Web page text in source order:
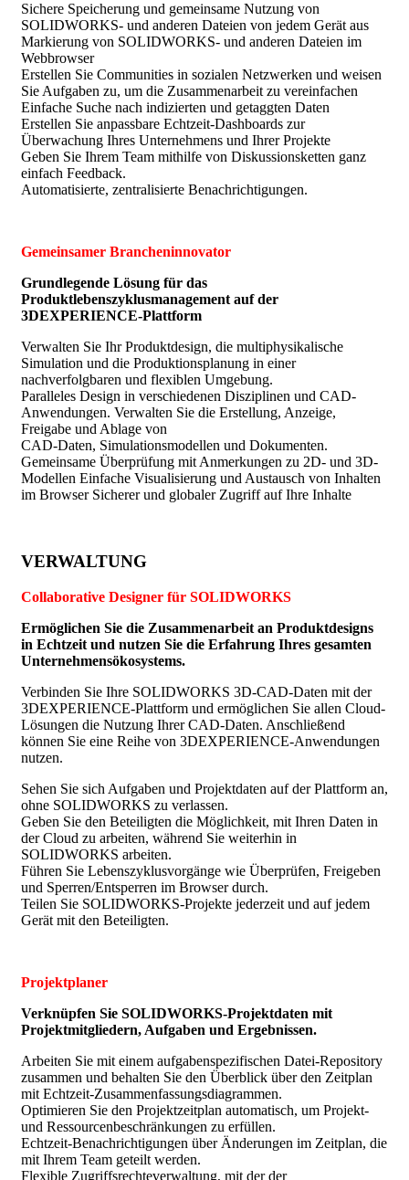
Sichere Speicherung und gemeinsame Nutzung von
SOLIDWORKS- und anderen Dateien von jedem Gerät aus
Markierung von SOLIDWORKS- und anderen Dateien im
Webbrowser
Erstellen Sie Communities in sozialen Netzwerken und weisen
Sie Aufgaben zu, um die Zusammenarbeit zu vereinfachen
Einfache Suche nach indizierten und getaggten Daten
Erstellen Sie anpassbare Echtzeit-Dashboards zur
Überwachung Ihres Unternehmens und Ihrer Projekte
Geben Sie Ihrem Team mithilfe von Diskussionsketten ganz
einfach Feedback.
Automatisierte, zentralisierte Benachrichtigungen.
Gemeinsamer Brancheninnovator
Grundlegende Lösung für das
Produktlebenszyklusmanagement auf der
3DEXPERIENCE-Plattform
Verwalten Sie Ihr Produktdesign, die multiphysikalische
Simulation und die Produktionsplanung in einer
nachverfolgbaren und flexiblen Umgebung.
Paralleles Design in verschiedenen Disziplinen und CAD-
Anwendungen. Verwalten Sie die Erstellung, Anzeige,
Freigabe und Ablage von
CAD-Daten, Simulationsmodellen und Dokumenten.
Gemeinsame Überprüfung mit Anmerkungen zu 2D- und 3D-
Modellen Einfache Visualisierung und Austausch von Inhalten
im Browser Sicherer und globaler Zugriff auf Ihre Inhalte
VERWALTUNG
Collaborative Designer für SOLIDWORKS
Ermöglichen Sie die Zusammenarbeit an Produktdesigns
in Echtzeit und nutzen Sie die Erfahrung Ihres gesamten
Unternehmensökosystems.
Verbinden Sie Ihre SOLIDWORKS 3D-CAD-Daten mit der
3DEXPERIENCE-Plattform und ermöglichen Sie allen Cloud-
Lösungen die Nutzung Ihrer CAD-Daten. Anschließend
können Sie eine Reihe von 3DEXPERIENCE-Anwendungen
nutzen.
Sehen Sie sich Aufgaben und Projektdaten auf der Plattform an,
ohne SOLIDWORKS zu verlassen.
Geben Sie den Beteiligten die Möglichkeit, mit Ihren Daten in
der Cloud zu arbeiten, während Sie weiterhin in
SOLIDWORKS arbeiten.
Führen Sie Lebenszyklusvorgänge wie Überprüfen, Freigeben
und Sperren/Entsperren im Browser durch.
Teilen Sie SOLIDWORKS-Projekte jederzeit und auf jedem
Gerät mit den Beteiligten.
Projektplaner
Verknüpfen Sie SOLIDWORKS-Projektdaten mit
Projektmitgliedern, Aufgaben und Ergebnissen.
Arbeiten Sie mit einem aufgabenspezifischen Datei-Repository
zusammen und behalten Sie den Überblick über den Zeitplan
mit Echtzeit-Zusammenfassungsdiagrammen.
Optimieren Sie den Projektzeitplan automatisch, um Projekt-
und Ressourcenbeschränkungen zu erfüllen.
Echtzeit-Benachrichtigungen über Änderungen im Zeitplan, die
mit Ihrem Team geteilt werden.
Flexible Zugriffsrechteverwaltung, mit der der